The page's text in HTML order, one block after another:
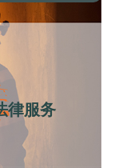
律服务